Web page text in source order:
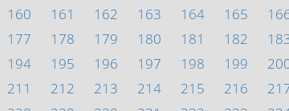
160 161 162 163 164 165
177 178 179 180 181 182
194 195 196 197 198 199
211 212 213 214 215 216